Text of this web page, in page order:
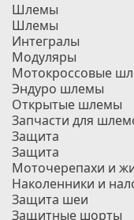
Шлемы
Шлемы
Интегралы
Модуляры
Мотокроссовые
Эндуро шлемы
Открытые шлемы
Запчасти для
Защита
Защита
Моточерепахи и
Наколенники и
Защита шеи
Защитные шорты